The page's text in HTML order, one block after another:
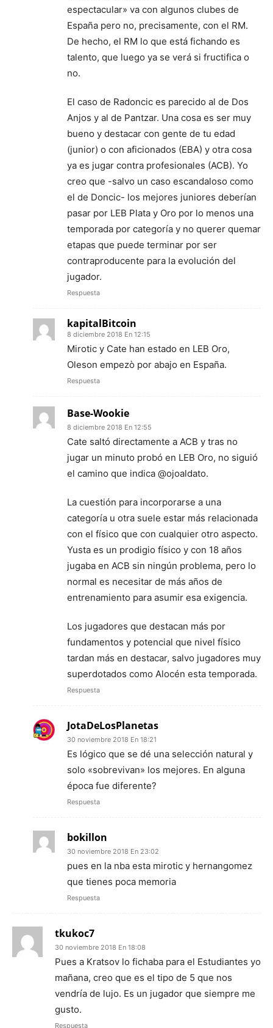
espectacular» va con algunos clubes de
España pero no, precisamente, con el RM.
De hecho, el RM lo que está fichando es
talento, que luego ya se verá si fructifica o
no.
El caso de Radoncic es parecido al de Dos
Anjos y al de Pantzar. Una cosa es ser muy
bueno y destacar con gente de tu edad
(junior) o con aficionados (EBA) y otra cosa
ya es jugar contra profesionales (ACB). Yo
creo que -salvo un caso escandaloso como
el de Doncic- los mejores juniores deberían
pasar por LEB Plata y Oro por lo menos una
temporada por categoría y no querer quemar
etapas que puede terminar por ser
contraproducente para la evolución del
jugador.
Respuesta
kapitalBitcoin
8 diciembre 2018 En 12:15
Mirotic y Cate han estado en LEB Oro,
Oleson empezò por abajo en España.
Respuesta
Base-Wookie
8 diciembre 2018 En 12:55
Cate saltó directamente a ACB y tras no
jugar un minuto probó en LEB Oro, no siguió
el camino que indica @ojoaldato.
La cuestión para incorporarse a una
categoría u otra suele estar más relacionada
con el físico que con cualquier otro aspecto.
Yusta es un prodigio físico y con 18 años
jugaba en ACB sin ningún problema, pero lo
normal es necesitar de más años de
entrenamiento para asumir esa exigencia.
Los jugadores que destacan más por
fundamentos y potencial que nivel físico
tardan más en destacar, salvo jugadores muy
superdotados como Alocén esta temporada.
Respuesta
JotaDeLosPlanetas
30 noviembre 2018 En 18:21
Es lógico que se dé una selección natural y
solo «sobrevivan» los mejores. En alguna
época fue diferente?
Respuesta
bokillon
30 noviembre 2018 En 23:02
pues en la nba esta mirotic y hernangomez
que tienes poca memoria
Respuesta
tkukoc7
30 noviembre 2018 En 18:08
Pues a Kratsov lo fichaba para el Estudiantes yo
mañana, creo que es el tipo de 5 que nos
vendría de lujo. Es un jugador que siempre me
gusto.
Respuesta